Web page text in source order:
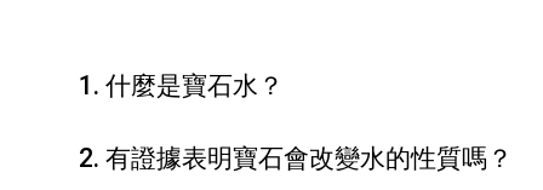
1. 什麼是寶石水？
2. 有證據表明寶石會改變水的性質嗎？